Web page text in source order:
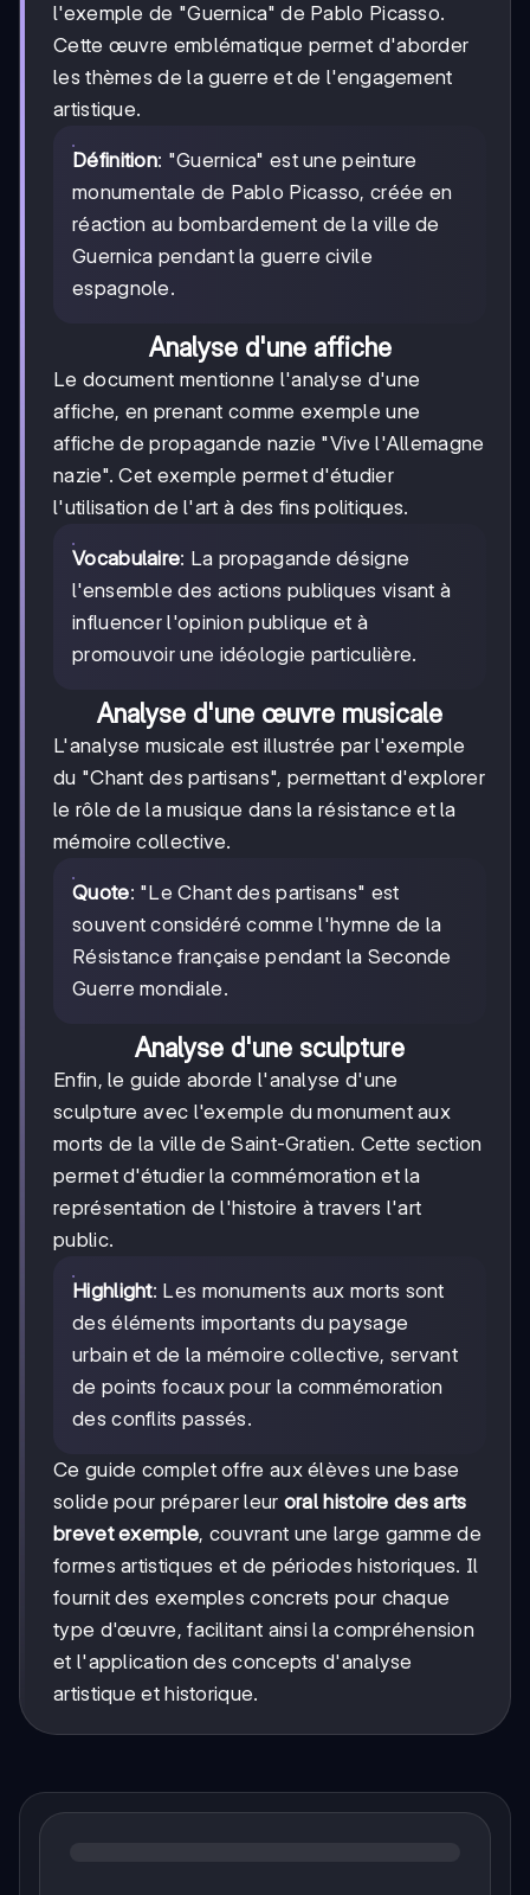
l'exemple de "Guernica" de Pablo Picasso.
Cette œuvre emblématique permet d'aborder
les thèmes de la guerre et de l'engagement
artistique.
Définition: "Guernica" est une peinture
monumentale de Pablo Picasso, créée en
réaction au bombardement de la ville de
Guernica pendant la guerre civile
espagnole.
Analyse d'une affiche
Le document mentionne l'analyse d'une
affiche, en prenant comme exemple une
affiche de propagande nazie "Vive l'Allemagne
nazie". Cet exemple permet d'étudier
l'utilisation de l'art à des fins politiques.
Vocabulaire: La propagande désigne
l'ensemble des actions publiques visant à
influencer l'opinion publique et à
promouvoir une idéologie particulière.
Analyse d'une œuvre musicale
L'analyse musicale est illustrée par l'exemple
du "Chant des partisans", permettant d'explorer
le rôle de la musique dans la résistance et la
mémoire collective.
Quote: "Le Chant des partisans" est
souvent considéré comme l'hymne de la
Résistance française pendant la Seconde
Guerre mondiale.
Analyse d'une sculpture
Enfin, le guide aborde l'analyse d'une
sculpture avec l'exemple du monument aux
morts de la ville de Saint-Gratien. Cette section
permet d'étudier la commémoration et la
représentation de l'histoire à travers l'art
public.
Highlight: Les monuments aux morts sont
des éléments importants du paysage
urbain et de la mémoire collective, servant
de points focaux pour la commémoration
des conflits passés.
Ce guide complet offre aux élèves une base
solide pour préparer leur oral histoire des arts
brevet exemple, couvrant une large gamme de
formes artistiques et de périodes historiques. Il
fournit des exemples concrets pour chaque
type d'œuvre, facilitant ainsi la compréhension
et l'application des concepts d'analyse
artistique et historique.